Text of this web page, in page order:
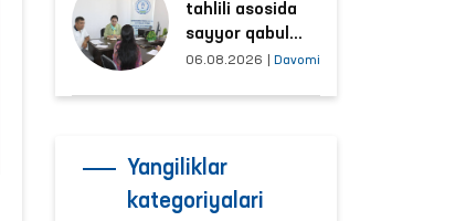
tahlili asosida
sayyor qabul
o‘tkaziladigan
06.08.2026 Davomi
Yangiliklar
kategoriyalari